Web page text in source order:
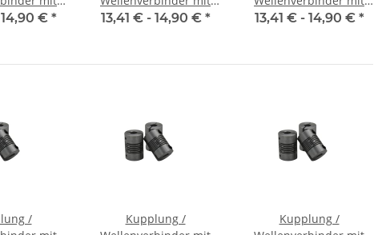
FCT-20C
14,90 € *
Klemmnaben FCT-20C
13,41 € - 14,90 € *
Klemmnaben FCT-20C
13,41 € - 14,90 € *
/
Kupplung /
Kupplung /